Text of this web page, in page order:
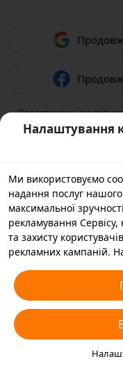
Продовжуючи, ви
підтверджуєте, що
Налаштування
Ми використовуємо
надання послуг
максимальної
рекламування Сервісу,
та захисту
рекламних кампаній.
cookie-файли й подібні
зібрані в рекламних
варіант «Відхилити
або вказати, які типи
бажаєте
файли» нижче на цій